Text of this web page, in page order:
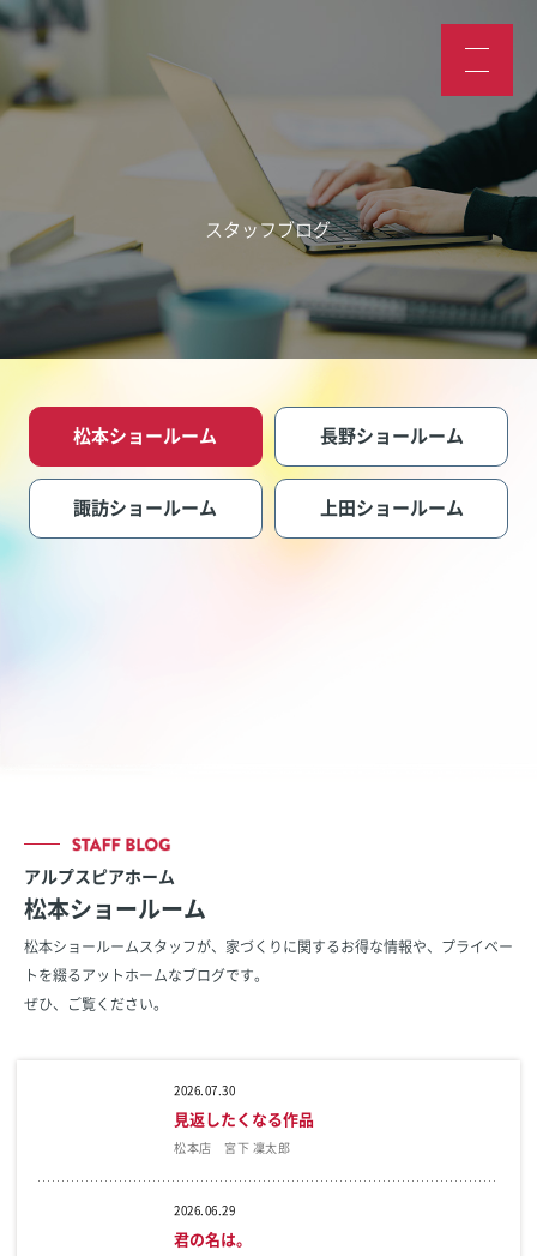
スタッフブログ
松本ショールーム 長野ショールーム
諏訪ショールーム 上田ショールーム
アルプスピアホーム
松本ショールーム
松本ショールームスタッフが、家づくりに関するお得な情報や、 プライベー
トを綴るアットホームなブログです。
ぜひ、ご覧ください。
2026.07.30
松本店 宮下 凜太郎
見返したくなる作品
2026.06.29
君の名は。